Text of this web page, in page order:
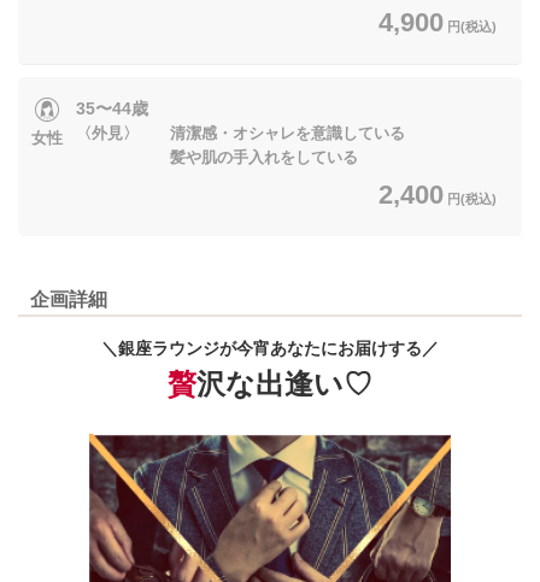
4,900 円(税込)
女性
35〜44歳
〈外見〉 清潔感・オシャレを意識している
髪や肌の手入れをしている
2,400 円(税込)
企画詳細
＼銀座ラウンジが今宵あなたにお届けする／
贅沢な出逢い♡